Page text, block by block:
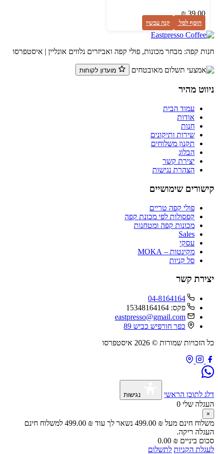
₪39.00
הוסף לסל קנה עכשיו
קפה: מבחר מכונות, פולי קפה ואביזרים נלווים אונליין | איסטפרסו
מהיר
עמוד הבית
אודות
חנות
שירות ותיקונים
תקנון משלוחים
הבלוג
יצירת קשר
הצהרת נגישות
שימושיים
פולי קפה טריים
קפסולות לפי מכונת קפה
מכונות קפה ומטחנות
Sales
עסקי
מקינטות – MOKA
סל קניות
קשר
04-8164164
פקס: 15348164164
eastpresso@gmail.com
כפר חורפיש כביש 89
שמורות © 2026 איסטפרסו
לתוכן הראשי נגישות
שלי 0
חינם מעל₪
499.00 נשאר לך עוד₪
499.00
למשלוח חינם
ריקה.
ביניים ₪
0.00
הקניות לתשלום